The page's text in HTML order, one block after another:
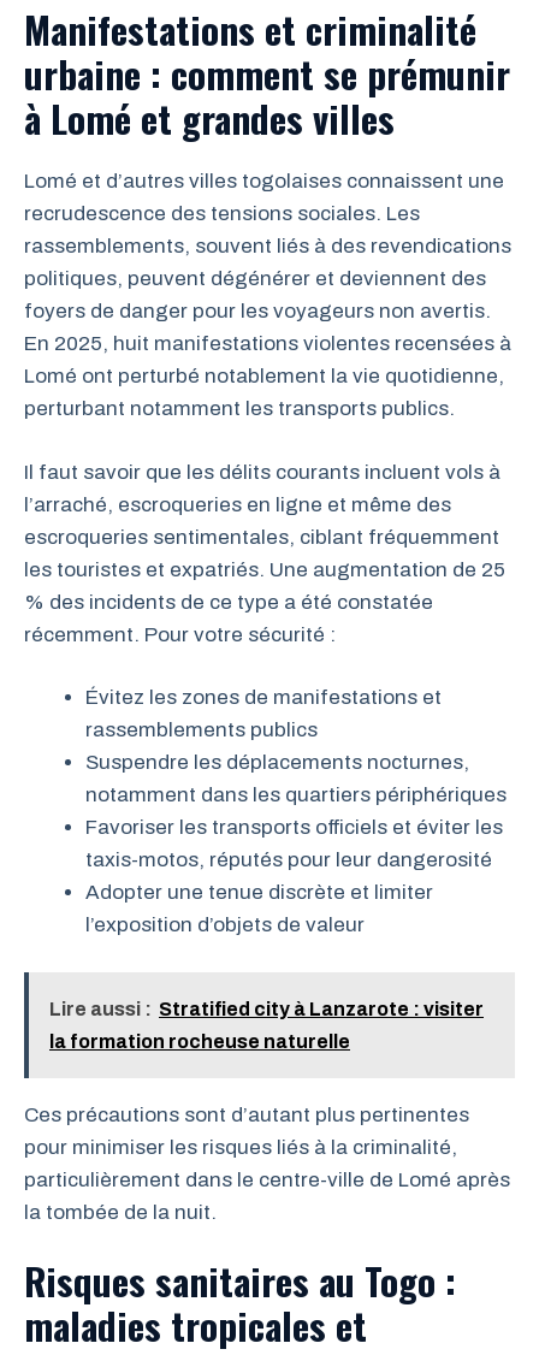
Manifestations et criminalité
urbaine : comment se prémunir
à Lomé et grandes villes
Lomé et d’autres villes togolaises connaissent une
recrudescence des tensions sociales. Les
rassemblements, souvent liés à des revendications
politiques, peuvent dégénérer et deviennent des
foyers de danger pour les voyageurs non avertis.
En 2025, huit manifestations violentes recensées à
Lomé ont perturbé notablement la vie quotidienne,
perturbant notamment les transports publics.
Il faut savoir que les délits courants incluent vols à
l’arraché, escroqueries en ligne et même des
escroqueries sentimentales, ciblant fréquemment
les touristes et expatriés. Une augmentation de 25
% des incidents de ce type a été constatée
récemment. Pour votre sécurité :
Évitez les zones de manifestations et
rassemblements publics
Suspendre les déplacements nocturnes,
notamment dans les quartiers périphériques
Favoriser les transports officiels et éviter les
taxis-motos, réputés pour leur dangerosité
Adopter une tenue discrète et limiter
l’exposition d’objets de valeur
Lire aussi : Stratified city à Lanzarote : visiter
la formation rocheuse naturelle
Ces précautions sont d’autant plus pertinentes
pour minimiser les risques liés à la criminalité,
particulièrement dans le centre-ville de Lomé après
la tombée de la nuit.
Risques sanitaires au Togo :
maladies tropicales et